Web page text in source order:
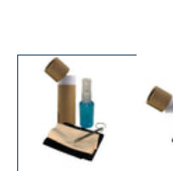
elemento
multimedia
ventana
modal